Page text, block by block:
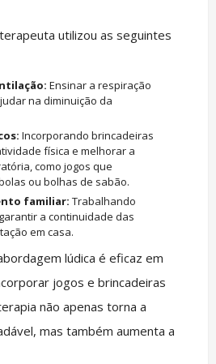
utilizou as seguintes
Ensinar a respiração
na diminuição da
Incorporando brincadeiras
física e melhorar a
como jogos que
ou bolhas de sabão.
familiar: Trabalhando
a continuidade das
em casa.
lúdica é eficaz em
jogos e brincadeiras
não apenas torna a
mas também aumenta a